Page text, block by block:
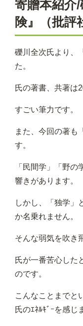
寄贈本紹介
険』（批評
礫川全次氏より、
た。
氏の著書、共著は
すごい筆力です。
また、今回の著も
す。
「民間学」「野
響きがあります。
しかし、「独学」
か名乗れません。
そんな弱気を吹き
氏が一番苦心した
のです。
こんなことまでと
氏のｴﾈﾙｷﾞｰを感じ